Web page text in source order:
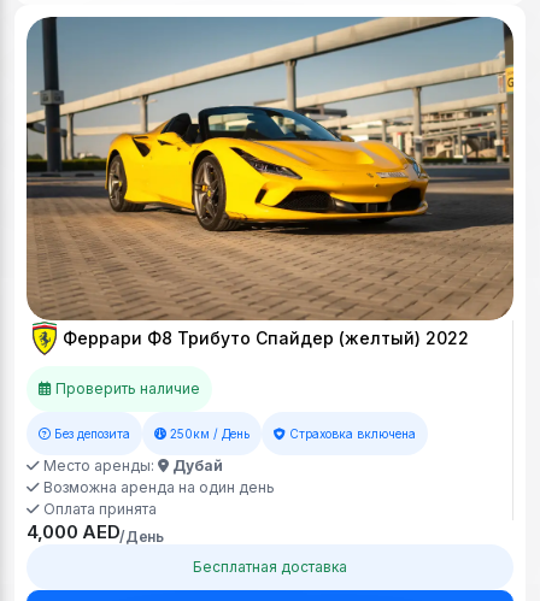
Феррари Ф8 Трибуто Спайдер (желтый) 2022
Проверить наличие
Без депозита 250км / День Страховка включена
Место аренды:
Дубай
Возможна аренда на один день
Оплата принята
4,000 AED/День
Бесплатная доставка